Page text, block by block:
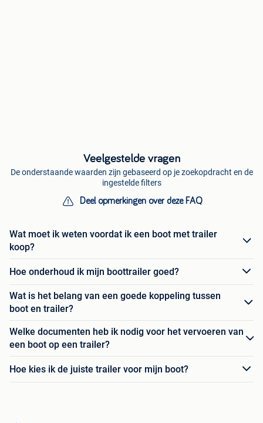
Veelgestelde vragen
De onderstaande waarden zijn gebaseerd op je zoekopdracht en de
ingestelde filters
Deel opmerkingen over deze FAQ
Wat moet ik weten voordat ik een boot met trailer
koop?
Hoe onderhoud ik mijn boottrailer goed?
Wat is het belang van een goede koppeling tussen
boot en trailer?
Welke documenten heb ik nodig voor het vervoeren van
een boot op een trailer?
Hoe kies ik de juiste trailer voor mijn boot?